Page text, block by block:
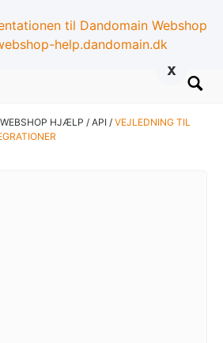
WEBSHOP HJÆLP / API / VEJLEDNING TIL
x